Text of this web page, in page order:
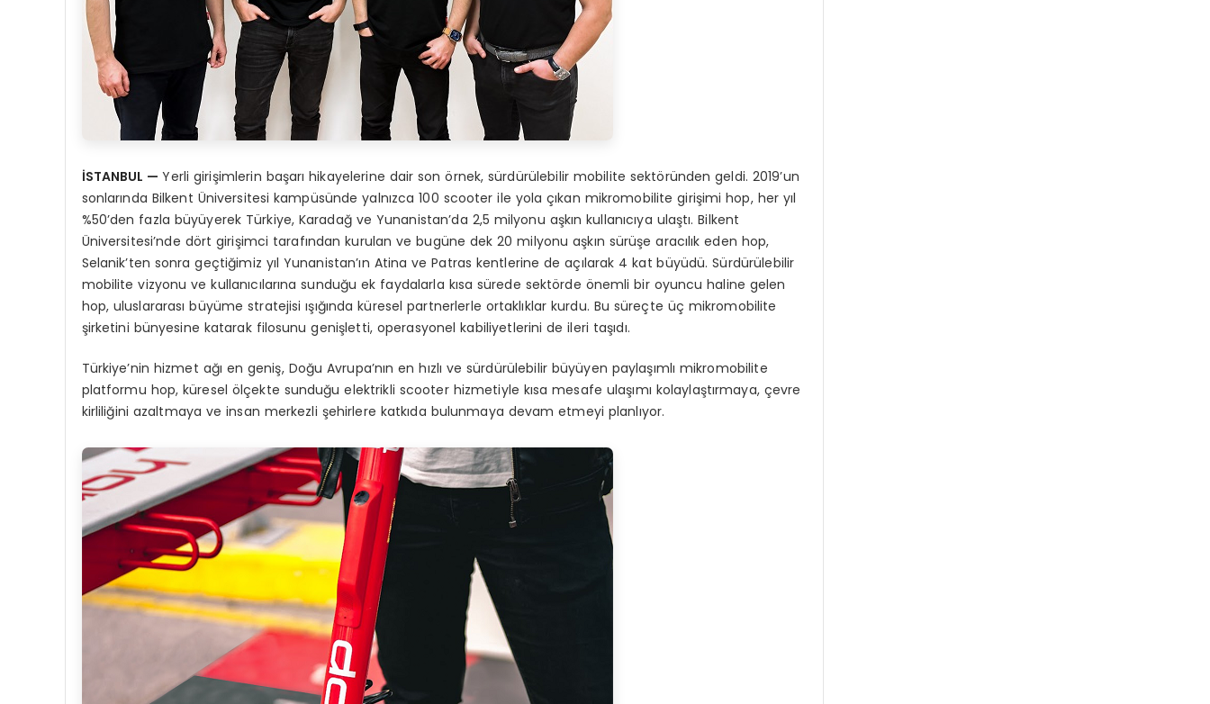
İSTANBUL —Yerli girişimlerin başarı hikayelerine dair son örnek, sürdürülebilir mobilite sektöründen geldi. 2019’un
sonlarında Bilkent Üniversitesi kampüsünde yalnızca 100 scooter ile yola çıkan mikromobilite girişimi hop, her yıl
%50’den fazla büyüyerek Türkiye, Karadağ ve Yunanistan’da 2,5 milyonu aşkın kullanıcıya ulaştı. Bilkent
Üniversitesi’nde dört girişimci tarafından kurulan ve bugüne dek 20 milyonu aşkın sürüşe aracılık eden hop,
Selanik’ten sonra geçtiğimiz yıl Yunanistan’ın Atina ve Patras kentlerine de açılarak 4 kat büyüdü. Sürdürülebilir
mobilite vizyonu ve kullanıcılarına sunduğu ek faydalarla kısa sürede sektörde önemli bir oyuncu haline gelen
hop, uluslararası büyüme stratejisi ışığında küresel partnerlerle ortaklıklar kurdu. Bu süreçte üç mikromobilite
şirketini bünyesine katarak filosunu genişletti, operasyonel kabiliyetlerini de ileri taşıdı.
Türkiye’nin hizmet ağı en geniş, Doğu Avrupa’nın en hızlı ve sürdürülebilir büyüyen paylaşımlı mikromobilite
platformu hop, küresel ölçekte sunduğu elektrikli scooter hizmetiyle kısa mesafe ulaşımı kolaylaştırmaya, çevre
kirliliğini azaltmaya ve insan merkezli şehirlere katkıda bulunmaya devam etmeyi planlıyor.